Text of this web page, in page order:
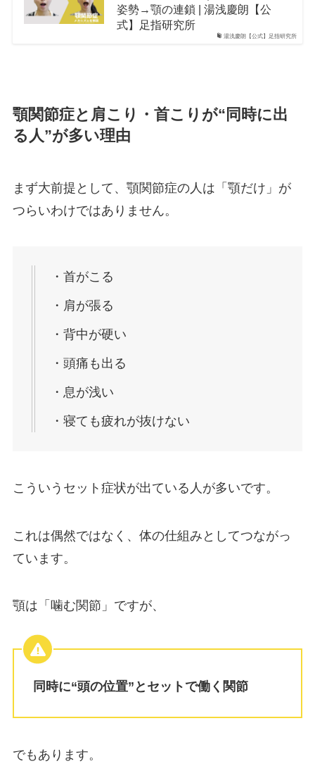
湯浅慶朗【公式】足指研究所
姿勢→顎の連鎖 | 湯浅慶朗【公
式】足指研究所
顎関節症と肩こり・首こりが“同時に出
る人”が多い理由
まず大前提として、顎関節症の人は「顎だけ」が
つらいわけではありません。
・首がこる
・肩が張る
・背中が硬い
・頭痛も出る
・息が浅い
・寝ても疲れが抜けない
こういうセット症状が出ている人が多いです。
これは偶然ではなく、体の仕組みとしてつながっ
ています。
顎は「噛む関節」ですが、
同時に“頭の位置”とセットで働く関節
でもあります。